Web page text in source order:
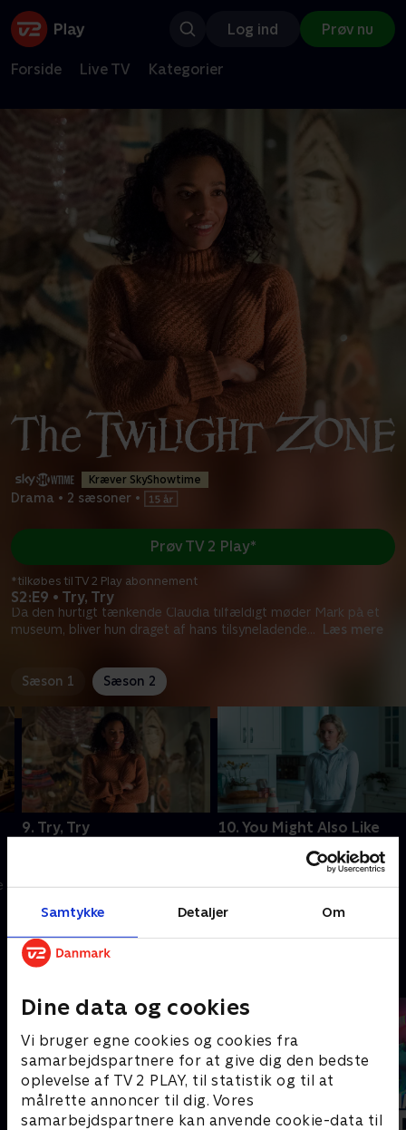
Samtykke Detaljer Om
Dine data og cookies
Vi bruger egne cookies og cookies fra
samarbejdspartnere for at give dig den bedste
oplevelse af TV 2 PLAY, til statistik og til at
målrette annoncer til dig. Vores
samarbejdspartnere kan anvende cookie-data til
Log ind Prøv nu
Forside Live TV Kategorier
Kræver SkyShowtime
Drama • 2 sæsoner •
S2:E9 • Try, Try
Da den hurtigt tænkende Claudia tilfældigt møder Mark på et
museum, bliver hun draget af hans tilsyneladende... Læs mere
Prøv TV 2 Play*
*tilkøbes til TV 2 Play abonnement
Sæson 1 Sæson 2
9. Try, Try
på et museum, bliver hun
mirakuløse evner.
10. You Might Also Like
Den hjemmegående husmor
Mrs. Warren glæder sig til at
købe det meget omtalte 'æg',
Andre så også